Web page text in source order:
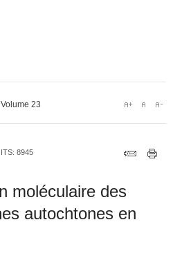
Volume 23
8945
moléculaire des
autochtones en